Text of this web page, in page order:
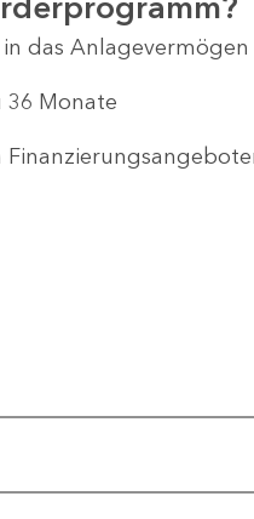
das Anlagevermögen
36 Monate